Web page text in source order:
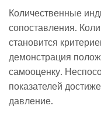
Количественные
сопоставления.
становится
демонстрация
самооценку.
показателей
давление.